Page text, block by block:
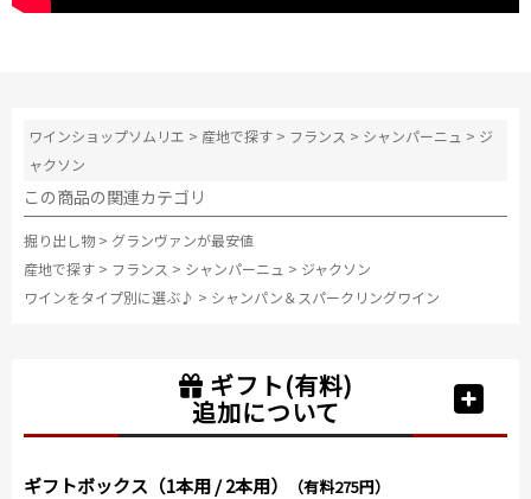
ワインショップソムリエ > 産地で探す > フランス > シャンパーニュ > ジ
ャクソン
この商品の関連カテゴリ
掘り出し物 > グランヴァンが最安値
産地で探す > フランス > シャンパーニュ > ジャクソン
ワインをタイプ別に選ぶ♪ > シャンパン＆スパークリングワイン
ギフト(有料)
追加について
ギフトボックス（1本用 / 2本用） （有料275円）